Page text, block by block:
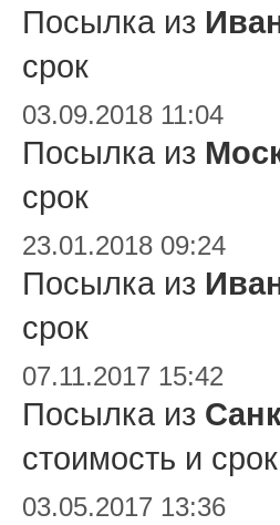
Посылка из
срок
03.09.2018 11:04
Посылка из
срок
23.01.2018 09:24
Посылка из
срок
07.11.2017 15:42
Посылка из
стоимость и срок
03.05.2017 13:36